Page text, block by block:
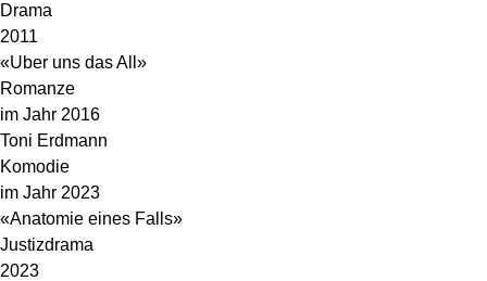
Drama
2011
«Uber uns das All»
Romanze
im Jahr 2016
Toni Erdmann
Komodie
im Jahr 2023
«Anatomie eines Falls»
Justizdrama
2023